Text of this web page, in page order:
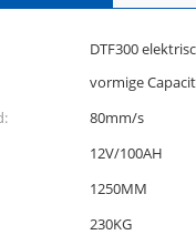
DTF300
vormige
80mm/s
12V/100AH
1250MM
230KG